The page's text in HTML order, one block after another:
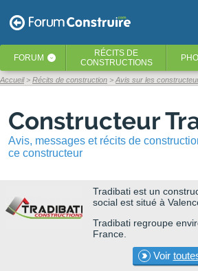
FORUM ‹ RÉCITS DE
CONSTRUCTIONS
Accueil Récits de construction Avis sur les
Constructeur
Avis, messages et récits de
ce constructeur
Tradibati est un
social est situé à
Tradibati regroupe
France.
Voir